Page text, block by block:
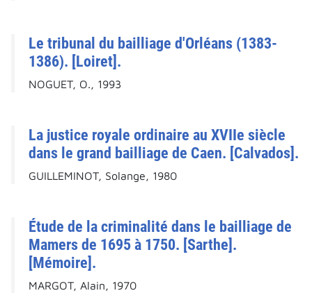
Le tribunal du bailliage d'Orléans (1383-
1386). [Loiret].
NOGUET, O., 1993
La justice royale ordinaire au XVIIe siècle
dans le grand bailliage de Caen. [Calvados].
GUILLEMINOT, Solange, 1980
Étude de la criminalité dans le bailliage de
Mamers de 1695 à 1750. [Sarthe].
[Mémoire].
MARGOT, Alain, 1970